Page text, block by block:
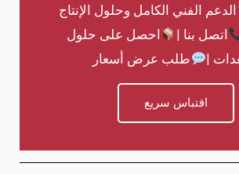
الدعم الفني الكامل وحلول الإنتاج
اتصل بنا |
احصل على حلول
|
طلب عرض أسعار
اقتباس سريع